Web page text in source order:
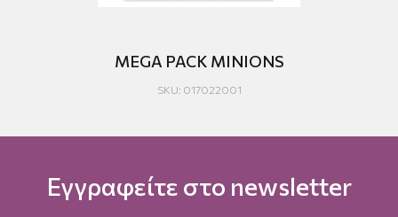
MEGA PACK MINIONS
SKU: 017022001
Εγγραφείτε στο newsletter